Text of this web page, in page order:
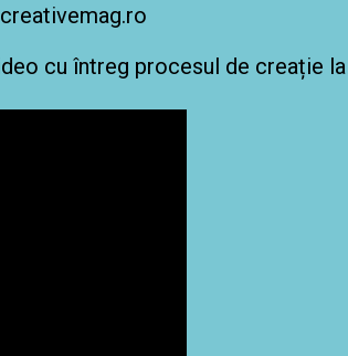
cu întreg procesul de creație